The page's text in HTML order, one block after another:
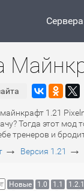
1.21
Тогда этот
тренеров и
→ Версия 1.21 →
Новые 1.0 1.1 1.2.1